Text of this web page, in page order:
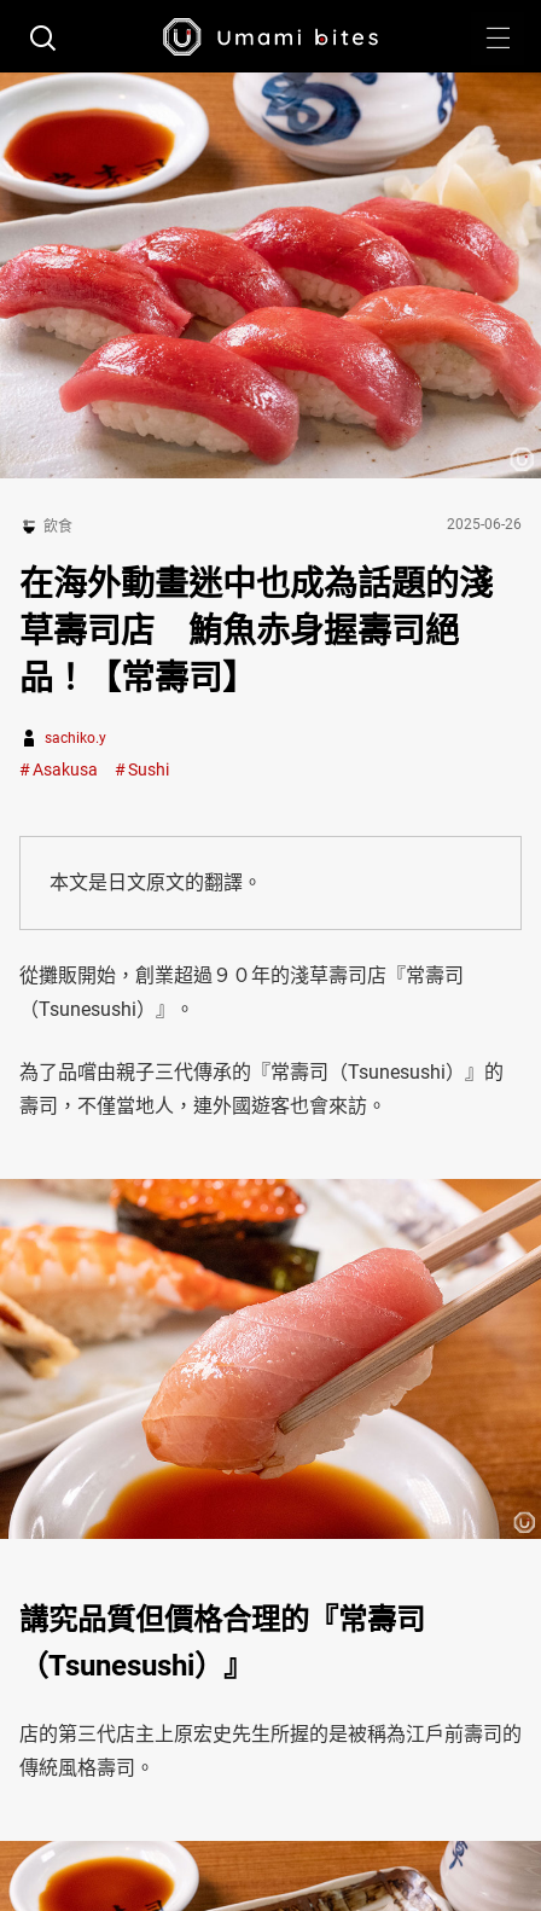
飲食 2025-06-26
在海外動畫迷中也成為話題的淺
草壽司店 鮪魚赤身握壽司絕
品！【常壽司】
sachiko.y
Asakusa Sushi
本文是日文原文的翻譯。
從攤販開始，創業超過９０年的淺草壽司店『常壽司
（Tsunesushi）』。
為了品嚐由親子三代傳承的『常壽司（Tsunesushi）』的
壽司，不僅當地人，連外國遊客也會來訪。
講究品質但價格合理的『常壽司
（Tsunesushi）』
店的第三代店主上原宏史先生所握的是被稱為江戶前壽司的
傳統風格壽司。